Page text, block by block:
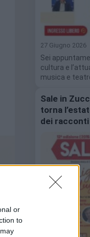
or
to
27 Giugno 2026
Sei
cultura e
musica e
Sale in
torna
dei racconti